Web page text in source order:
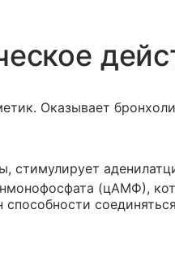
Оказывает
стимулирует
(цАМФ),